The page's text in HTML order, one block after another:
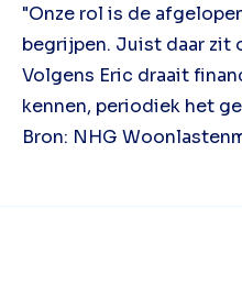
"Onze rol is de
begrijpen. Juist daar zit
Volgens Eric draait
kennen, periodiek het
Bron: NHG